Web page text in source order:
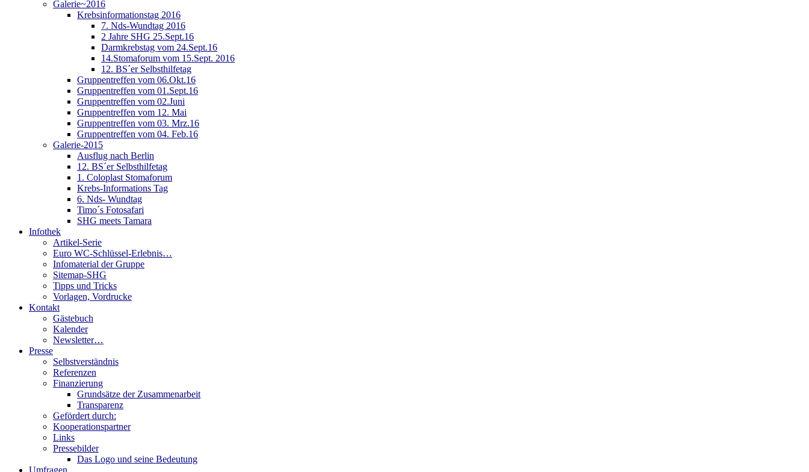
Galerie~2016
Krebsinformationstag 2016
7. Nds-Wundtag 2016
2 Jahre SHG 25.Sept.16
Darmkrebstag vom 24.Sept.16
14.Stomaforum vom 15.Sept. 2016
12. BS´er Selbsthilfetag
Gruppentreffen vom 06.Okt.16
Gruppentreffen vom 01.Sept.16
Gruppentreffen vom 02.Juni
Gruppentreffen vom 12. Mai
Gruppentreffen vom 03. Mrz.16
Gruppentreffen vom 04. Feb.16
Galerie-2015
Ausflug nach Berlin
12. BS´er Selbsthilfetag
1. Coloplast Stomaforum
Krebs-Informations Tag
6. Nds- Wundtag
Timo´s Fotosafari
SHG meets Tamara
Infothek
Artikel-Serie
Euro WC-Schlüssel-Erlebnis…
Infomaterial der Gruppe
Sitemap-SHG
Tipps und Tricks
Vorlagen, Vordrucke
Kontakt
Gästebuch
Kalender
Newsletter…
Presse
Selbstverständnis
Referenzen
Finanzierung
Grundsätze der Zusammenarbeit
Transparenz
Gefördert durch:
Kooperationspartner
Links
Pressebilder
Das Logo und seine Bedeutung
Umfragen